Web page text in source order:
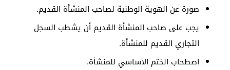
صورة عن الهوية الوطنية لصاحب المنشأة القديم.
يجب على صاحب المنشأة القديم أن يشطب السجل
التجاري القديم للمنشأة.
اصطحاب الختم الأساسي للمنشأة.